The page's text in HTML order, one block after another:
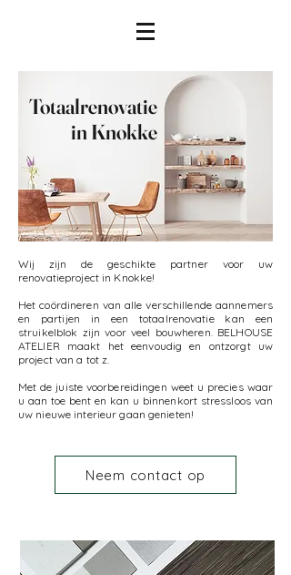
Totaalrenovatie
in Knokke
Wij zijn de geschikte partner voor uw
renovatieproject in Knokke!
Het coördineren van alle verschillende aannemers
en partijen in een totaalrenovatie kan een
struikelblok zijn voor veel bouwheren. BELHOUSE
ATELIER maakt het eenvoudig en ontzorgt uw
project van a tot z.
Met de juiste voorbereidingen weet u precies waar
u aan toe bent en kan u binnenkort stressloos van
uw nieuwe interieur gaan genieten!
Neem contact op